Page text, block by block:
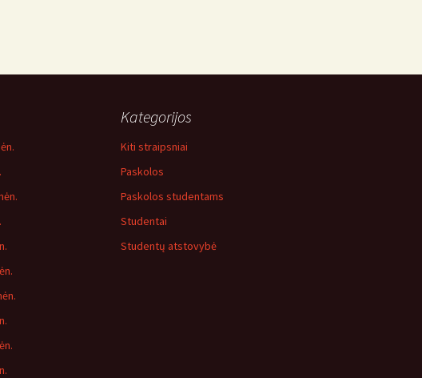
Kategorijos
Kiti straipsniai
Paskolos
Paskolos studentams
Studentai
Studentų atstovybė